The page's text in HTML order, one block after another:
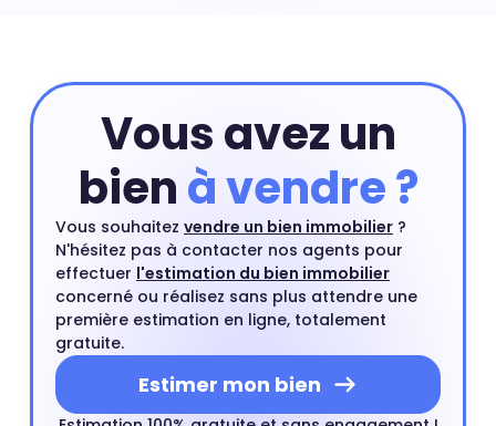
gratuit et sans engagement.
Vous avez un
bienà vendre ?
Vous souhaitez vendre un bien immobilier ?
N'hésitez pas à contacter nos agents pour
effectuer l'estimation du bien immobilier
concerné ou réalisez sans plus attendre une
première estimation en ligne, totalement
gratuite.
Estimer mon bien